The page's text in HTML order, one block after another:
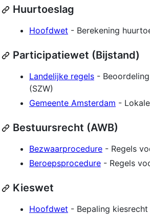
Huurtoeslag
Hoofdwet - Berekening
Participatiewet (Bijstand)
Landelijke regels -
(SZW)
Gemeente Amsterdam -
Bestuursrecht (AWB)
Bezwaarprocedure - Regels
Beroepsprocedure - Regels
Kieswet
Hoofdwet - Bepaling kiesrecht